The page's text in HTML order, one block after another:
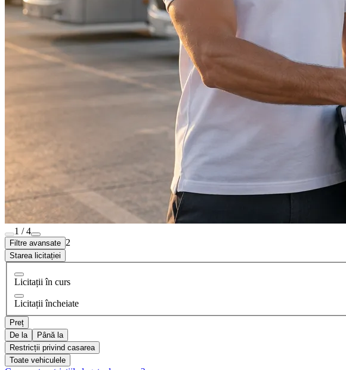
1 / 4
Filtre avansate 2
Starea licitației
Licitații în curs
Licitații încheiate
Preț
De la
Până la
Restricții privind casarea
Toate vehiculele